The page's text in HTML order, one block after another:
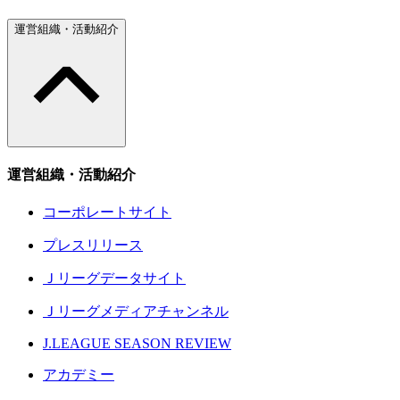
運営組織・活動紹介
運営組織・活動紹介
コーポレートサイト
プレスリリース
Ｊリーグデータサイト
Ｊリーグメディアチャンネル
J.LEAGUE SEASON REVIEW
アカデミー